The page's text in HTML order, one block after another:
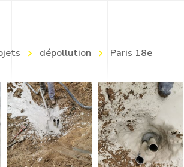
dépollution Paris 18e